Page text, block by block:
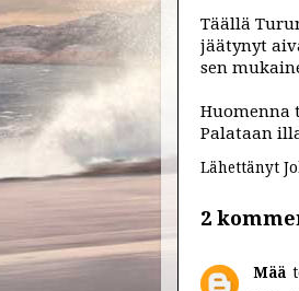
Täällä
jäätynyt
sen
Huomenna
Palataan
Lähettänyt
2
Mää